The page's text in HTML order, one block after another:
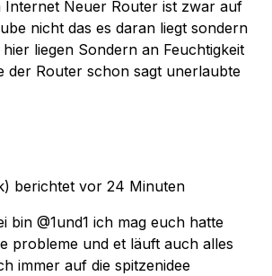
Internet Neuer Router ist zwar auf
nicht das es daran liegt sondern
liegen Sondern an Feuchtigkeit
der Router schon sagt unerlaubte
berichtet vor 24 Minuten
bin @1und1 ich mag euch hatte
probleme und et läuft auch alles
immer auf die spitzenidee